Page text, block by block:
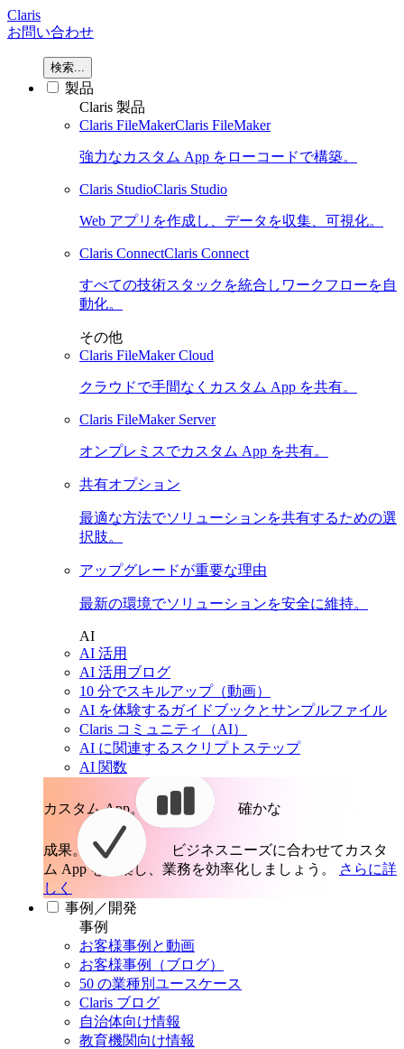
Claris
お問い合わせ
検索...
製品
Claris 製品
Claris FileMakerClaris FileMaker
強力なカスタム App をローコードで構築。
Claris StudioClaris Studio
Web アプリを作成し、データを収集、可視化。
Claris ConnectClaris Connect
すべての技術スタックを統合しワークフローを自
動化。
その他
Claris FileMaker Cloud
クラウドで手間なくカスタム App を共有。
Claris FileMaker Server
オンプレミスでカスタム App を共有。
共有オプション
最適な方法でソリューションを共有するための選
択肢。
アップグレードが重要な理由
最新の環境でソリューションを安全に維持。
AI
AI 活用
AI 活用ブログ
10 分でスキルアップ（動画）
AI を体験するガイドブックとサンプルファイル
Claris コミュニティ（AI）
AI に関連するスクリプトステップ
AI 関数
カスタム App。 確かな
成果。
ビジネスニーズに合わせてカスタ
ム App を構築し、業務を効率化しましょう。
さらに詳
しく
事例／開発
事例
お客様事例と動画
お客様事例（ブログ）
50 の業種別ユースケース
Claris ブログ
自治体向け情報
教育機関向け情報